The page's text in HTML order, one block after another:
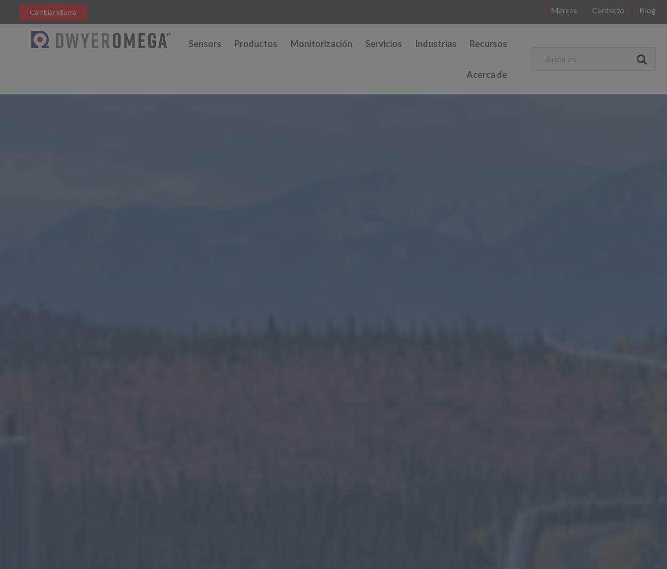
Marcas Contacto Blog
Cambiar idioma
Sensors Productos Monitorización Servicios Industrias Recursos
Acerca de